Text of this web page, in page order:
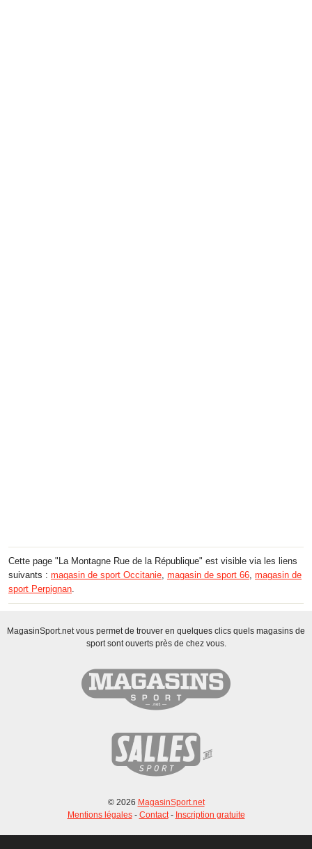
Cette page "La Montagne Rue de la République" est visible via les liens
suivants : magasin de sport Occitanie, magasin de sport 66, magasin de
sport Perpignan.
MagasinSport.net vous permet de trouver en quelques clics quels magasins de
sport sont ouverts près de chez vous.
© 2026 MagasinSport.net
Mentions légales- Contact- Inscription gratuite